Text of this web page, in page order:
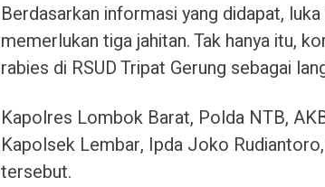
Berdasarkan informasi yang didapat,
memerlukan tiga jahitan. Tak hanya itu,
rabies di RSUD Tripat Gerung sebagai
Kapolres Lombok Barat, Polda NTB,
Kapolsek Lembar, Ipda Joko
tersebut.